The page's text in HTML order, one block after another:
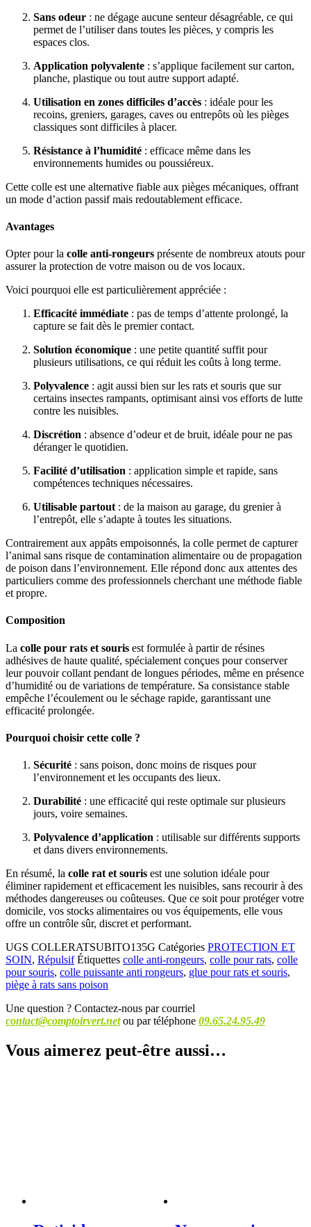
Sans odeur : ne dégage aucune senteur désagréable, ce qui
permet de l’utiliser dans toutes les pièces, y compris les
espaces clos.
Application polyvalente : s’applique facilement sur carton,
planche, plastique ou tout autre support adapté.
Utilisation en zones difficiles d’accès : idéale pour les
recoins, greniers, garages, caves ou entrepôts où les pièges
classiques sont difficiles à placer.
Résistance à l’humidité : efficace même dans les
environnements humides ou poussiéreux.
Cette colle est une alternative fiable aux pièges mécaniques, offrant
un mode d’action passif mais redoutablement efficace.
Avantages
Opter pour la colle anti-rongeurs présente de nombreux atouts pour
assurer la protection de votre maison ou de vos locaux.
Voici pourquoi elle est particulièrement appréciée :
Efficacité immédiate : pas de temps d’attente prolongé, la
capture se fait dès le premier contact.
Solution économique : une petite quantité suffit pour
plusieurs utilisations, ce qui réduit les coûts à long terme.
Polyvalence : agit aussi bien sur les rats et souris que sur
certains insectes rampants, optimisant ainsi vos efforts de lutte
contre les nuisibles.
Discrétion : absence d’odeur et de bruit, idéale pour ne pas
déranger le quotidien.
Facilité d’utilisation : application simple et rapide, sans
compétences techniques nécessaires.
Utilisable partout : de la maison au garage, du grenier à
l’entrepôt, elle s’adapte à toutes les situations.
Contrairement aux appâts empoisonnés, la colle permet de capturer
l’animal sans risque de contamination alimentaire ou de propagation
de poison dans l’environnement. Elle répond donc aux attentes des
particuliers comme des professionnels cherchant une méthode fiable
et propre.
Composition
La colle pour rats et souris est formulée à partir de résines
adhésives de haute qualité, spécialement conçues pour conserver
leur pouvoir collant pendant de longues périodes, même en présence
d’humidité ou de variations de température. Sa consistance stable
empêche l’écoulement ou le séchage rapide, garantissant une
efficacité prolongée.
Pourquoi choisir cette colle ?
Sécurité : sans poison, donc moins de risques pour
l’environnement et les occupants des lieux.
Durabilité : une efficacité qui reste optimale sur plusieurs
jours, voire semaines.
Polyvalence d’application : utilisable sur différents supports
et dans divers environnements.
En résumé, la colle rat et souris est une solution idéale pour
éliminer rapidement et efficacement les nuisibles, sans recourir à des
méthodes dangereuses ou coûteuses. Que ce soit pour protéger votre
domicile, vos stocks alimentaires ou vos équipements, elle vous
offre un contrôle sûr, discret et performant.
UGS COLLERATSUBITO135G Catégories PROTECTION ET
SOIN, Répulsif Étiquettes colle anti-rongeurs, colle pour rats, colle
pour souris, colle puissante anti rongeurs, glue pour rats et souris,
piège à rats sans poison
Une question ? Contactez-nous par courriel
contact@comptoirvert.netou par téléphone 09.65.24.95.49
Vous aimerez peut-être aussi…